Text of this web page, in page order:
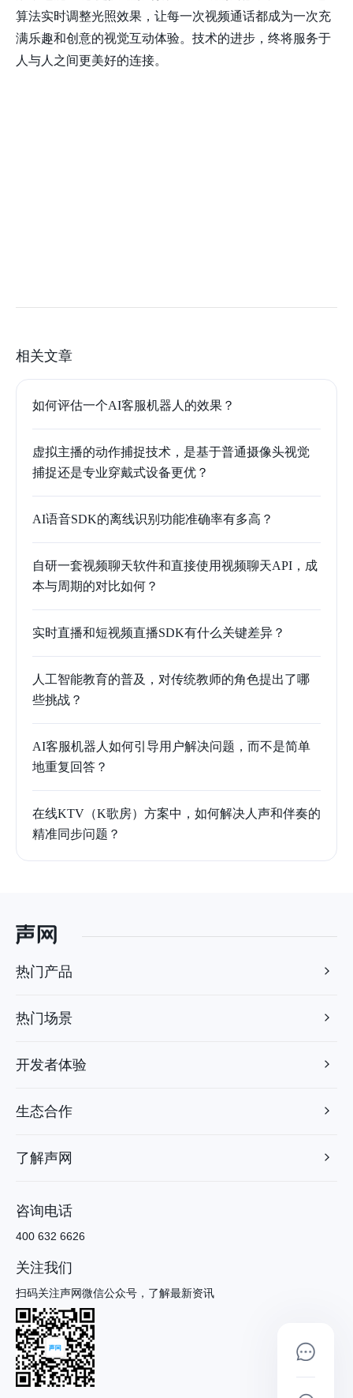
算法实时调整光照效果，让每一次视频通话都成为一次充
满乐趣和创意的视觉互动体验。技术的进步，终将服务于
人与人之间更美好的连接。
相关文章
如何评估一个AI客服机器人的效果？
虚拟主播的动作捕捉技术，是基于普通摄像头视觉
捕捉还是专业穿戴式设备更优？
AI语音SDK的离线识别功能准确率有多高？
自研一套视频聊天软件和直接使用视频聊天API，成
本与周期的对比如何？
实时直播和短视频直播SDK有什么关键差异？
人工智能教育的普及，对传统教师的角色提出了哪
些挑战？
AI客服机器人如何引导用户解决问题，而不是简单
地重复回答？
在线KTV（K歌房）方案中，如何解决人声和伴奏的
精准同步问题？
热门产品
热门场景
开发者体验
生态合作
了解声网
咨询电话
400 632 6626
关注我们
扫码关注声网微信公众号，了解最新资讯